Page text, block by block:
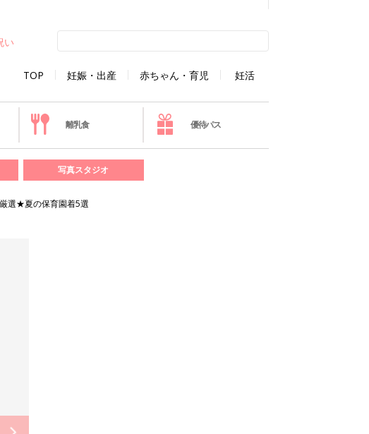
TOP 妊娠・出産 赤ちゃん・育児 妊活
い
離乳食 優待パス
写真スタジオ
選★夏の保育園着5選